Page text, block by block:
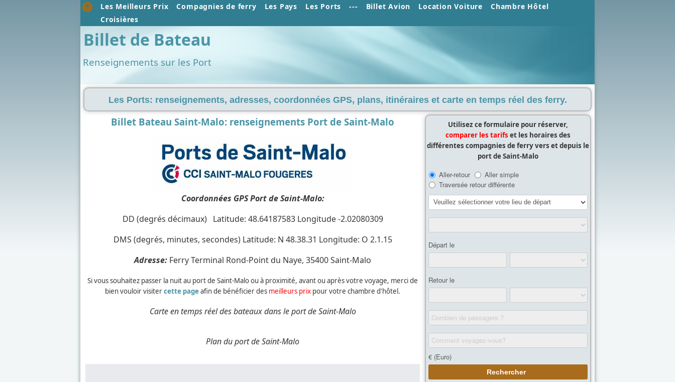
Les Meilleurs Prix Compagnies de ferry Les Pays Les Ports --- Billet Avion Location Voiture
Chambre Hôtel
Croisières
Billet de Bateau
Renseignements sur les Port
Les Ports: renseignements, adresses, coordonnées GPS, plans, itinéraires et carte en temps réel des ferry.
Billet Bateau Saint-Malo: renseignements Port de Saint-Malo
Coordonnées GPS Port de Saint-Malo:
DD (degrés décimaux) Latitude: 48.64187583 Longitude -2.02080309
DMS (degrés, minutes, secondes) Latitude: N 48.38.31 Longitude: O 2.1.15
Adresse: Ferry Terminal Rond-Point du Naye, 35400 Saint-Malo
Si vous souhaitez passer la nuit au port de Saint-Malo ou à proximité, avant ou après votre voyage, merci de
bien vouloir visitercette pageafin de bénéficier des meilleurs prix pour votre chambre d'hôtel.
Carte en temps réel des bateaux dans le port de Saint-Malo
Plan du port de Saint-Malo
Utilisez ce formulaire pour réserver,
comparer les tarifs et les horaires des
différentes compagnies de ferry vers et depuis le
port de Saint-Malo